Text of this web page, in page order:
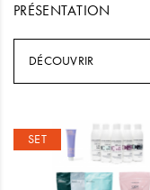
PRÉSENTATION
DÉCOUVRIR
SET